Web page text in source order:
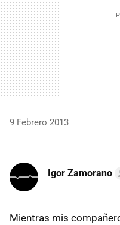
9 Febrero 2013
Igor Zamorano
Mientras mis